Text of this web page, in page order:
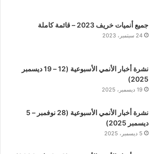
جميع أنميات خريف 2023 – قائمة كاملة
24 سبتمبر، 2023
نشرة أخبار الأنمي الأسبوعية (12 – 19 ديسمبر
2025)
19 ديسمبر، 2025
نشرة أخبار الأنمي الأسبوعية (28 نوفمبر – 5
ديسمبر 2025)
5 ديسمبر، 2025